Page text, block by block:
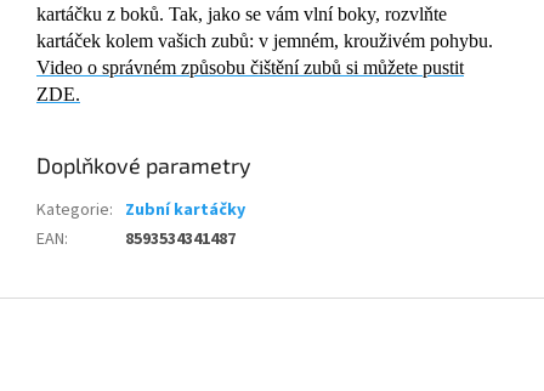
kartáčku z boků. Tak, jako se vám vlní boky, rozvlňte
kartáček kolem vašich zubů: v jemném, krouživém pohybu.
Video o správném způsobu čištění zubů si můžete pustit
ZDE.
Doplňkové parametry
Kategorie: Zubní kartáčky
EAN: 8593534341487